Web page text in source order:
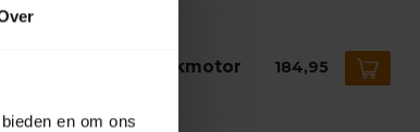
en om ons
RC, type 2 rolluikmotor 184,95